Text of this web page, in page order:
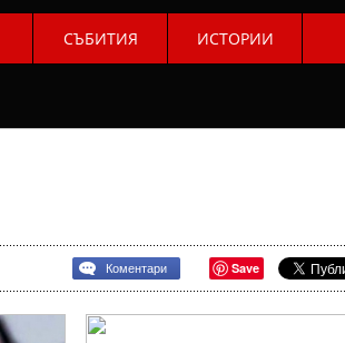
СЪБИТИЯ ИСТОРИИ
Коментари Save